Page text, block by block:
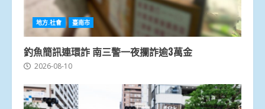
地方.社會 臺南市
釣魚簡訊連環詐 南三警一夜攔詐逾3萬金
2026-08-10